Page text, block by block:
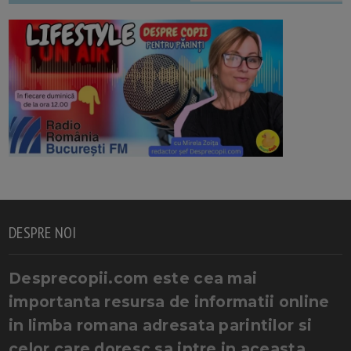
DESPRE NOI
Desprecopii.com este cea mai
importanta resursa de informatii online
in limba romana adresata parintilor si